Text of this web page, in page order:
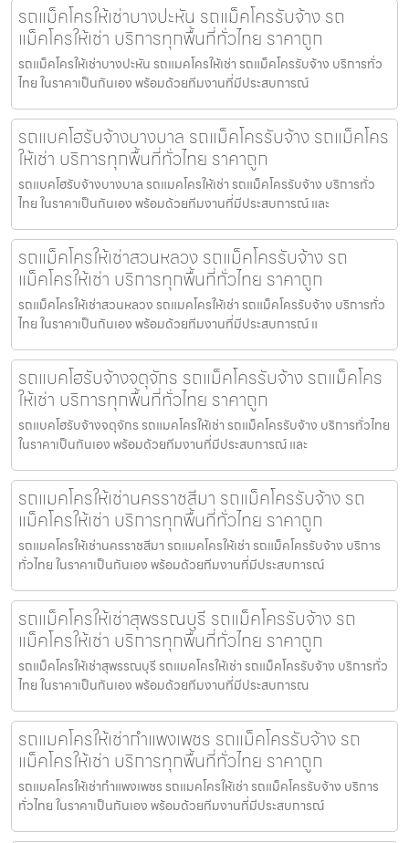
รถแม็คโครให้เช่าบางปะหัน รถแม็คโครรับจ้าง รถ
แม็คโครให้เช่า บริการทุกพื้นที่ทั่วไทย ราคาถูก
รถแม็คโครให้เช่าบางปะหัน รถแมคโครให้เช่า รถแม็คโครรับจ้าง บริการทั่ว
ไทย ในราคาเป็นกันเอง พร้อมด้วยทีมงานที่มีประสบการณ์
รถแบคโฮรับจ้างบางบาล รถแม็คโครรับจ้าง รถแม็คโคร
ให้เช่า บริการทุกพื้นที่ทั่วไทย ราคาถูก
รถแบคโฮรับจ้างบางบาล รถแมคโครให้เช่า รถแม็คโครรับจ้าง บริการทั่ว
ไทย ในราคาเป็นกันเอง พร้อมด้วยทีมงานที่มีประสบการณ์ และ
รถแม็คโครให้เช่าสวนหลวง รถแม็คโครรับจ้าง รถ
แม็คโครให้เช่า บริการทุกพื้นที่ทั่วไทย ราคาถูก
รถแม็คโครให้เช่าสวนหลวง รถแมคโครให้เช่า รถแม็คโครรับจ้าง บริการทั่ว
ไทย ในราคาเป็นกันเอง พร้อมด้วยทีมงานที่มีประสบการณ์ แ
รถแบคโฮรับจ้างจตุจักร รถแม็คโครรับจ้าง รถแม็คโคร
ให้เช่า บริการทุกพื้นที่ทั่วไทย ราคาถูก
รถแบคโฮรับจ้างจตุจักร รถแมคโครให้เช่า รถแม็คโครรับจ้าง บริการทั่วไทย
ในราคาเป็นกันเอง พร้อมด้วยทีมงานที่มีประสบการณ์ และ
รถแมคโครให้เช่านครราชสีมา รถแม็คโครรับจ้าง รถ
แม็คโครให้เช่า บริการทุกพื้นที่ทั่วไทย ราคาถูก
รถแมคโครให้เช่านครราชสีมา รถแมคโครให้เช่า รถแม็คโครรับจ้าง บริการ
ทั่วไทย ในราคาเป็นกันเอง พร้อมด้วยทีมงานที่มีประสบการณ์
รถแม็คโครให้เช่าสุพรรณบุรี รถแม็คโครรับจ้าง รถ
แม็คโครให้เช่า บริการทุกพื้นที่ทั่วไทย ราคาถูก
รถแม็คโครให้เช่าสุพรรณบุรี รถแมคโครให้เช่า รถแม็คโครรับจ้าง บริการทั่ว
ไทย ในราคาเป็นกันเอง พร้อมด้วยทีมงานที่มีประสบการณ
รถแมคโครให้เช่ากำแพงเพชร รถแม็คโครรับจ้าง รถ
แม็คโครให้เช่า บริการทุกพื้นที่ทั่วไทย ราคาถูก
รถแมคโครให้เช่ากำแพงเพชร รถแมคโครให้เช่า รถแม็คโครรับจ้าง บริการ
ทั่วไทย ในราคาเป็นกันเอง พร้อมด้วยทีมงานที่มีประสบการณ์